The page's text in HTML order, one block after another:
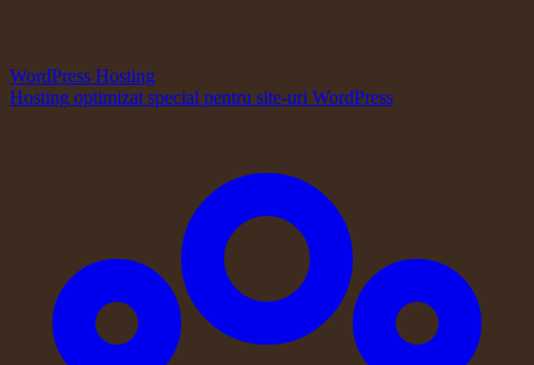
WordPress Hosting
Hosting optimizat special pentru site-uri WordPress